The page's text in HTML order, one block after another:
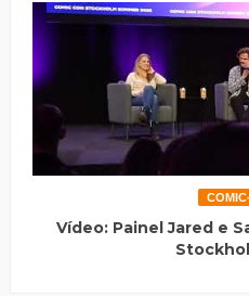
Vídeo: Painel Jared e